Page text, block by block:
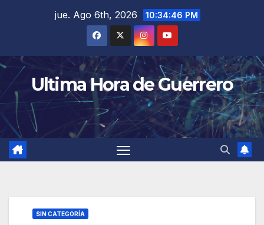
jue. Ago 6th, 2026 10:34:47 PM
Ultima Hora de Guerrero
SIN CATEGORÍA